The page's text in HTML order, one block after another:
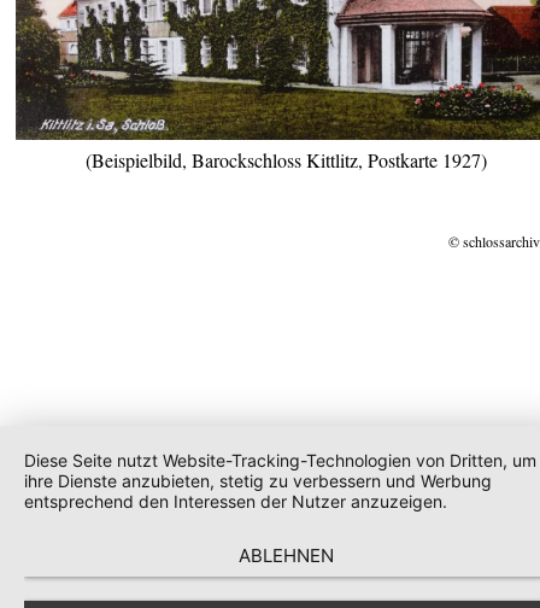
(Beispielbild, Barockschloss Kittlitz, Postkarte 1927)
©
Diese Seite nutzt Website-Tracking-Technologien von Dritten, um
ihre Dienste anzubieten, stetig zu verbessern und Werbung
entsprechend den Interessen der Nutzer anzuzeigen.
ABLEHNEN